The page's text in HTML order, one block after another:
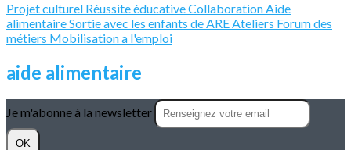
Projet culturel Réussite éducativeCollaborationAide
alimentaireSortie avec les enfants de AREAteliers Forum des
métiers Mobilisation a l'emploi
aide alimentaire
Je m'abonne à la newsletter
OK